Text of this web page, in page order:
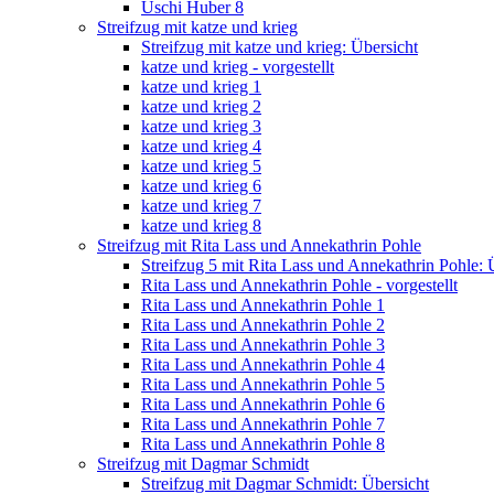
Uschi Huber 8
Streifzug mit katze und krieg
Streifzug mit katze und krieg: Übersicht
katze und krieg - vorgestellt
katze und krieg 1
katze und krieg 2
katze und krieg 3
katze und krieg 4
katze und krieg 5
katze und krieg 6
katze und krieg 7
katze und krieg 8
Streifzug mit Rita Lass und Annekathrin Pohle
Streifzug 5 mit Rita Lass und Annekathrin Pohle:
Rita Lass und Annekathrin Pohle - vorgestellt
Rita Lass und Annekathrin Pohle 1
Rita Lass und Annekathrin Pohle 2
Rita Lass und Annekathrin Pohle 3
Rita Lass und Annekathrin Pohle 4
Rita Lass und Annekathrin Pohle 5
Rita Lass und Annekathrin Pohle 6
Rita Lass und Annekathrin Pohle 7
Rita Lass und Annekathrin Pohle 8
Streifzug mit Dagmar Schmidt
Streifzug mit Dagmar Schmidt: Übersicht